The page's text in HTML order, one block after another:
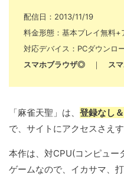
配信日：2013/11/19
料金形態：基本プレイ無料+
対応デバイス：PCダウン
スマホブラウザ◎ ｜ ス
「麻雀天聖」は、 登録なし
で、サイトにアクセスさえ
本作は、対CPU(コンピュー
ゲームなので、イカサマ、